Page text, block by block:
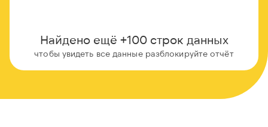
Найдено ещё +100 строк данных
чтобы увидеть все данные разблокируйте отчёт